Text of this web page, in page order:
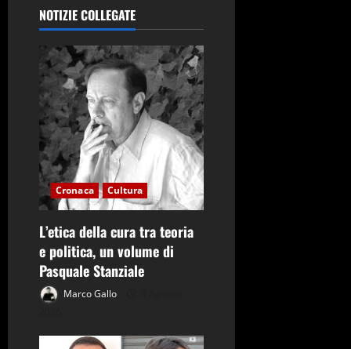
i
o
n
e
a
r
t
i
c
NOTIZIE COLLEGATE
Cronaca Cultura
L’etica della cura tra teoria
e politica, un volume di
Pasquale Stanziale
Marco Gallo